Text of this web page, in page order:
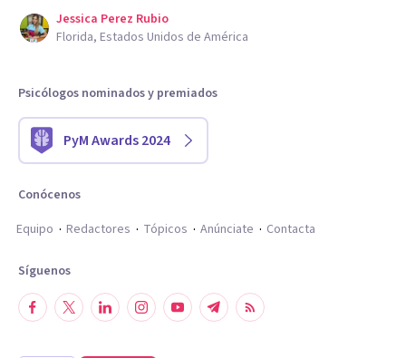
Jessica Perez Rubio
Florida, Estados Unidos de América
Psicólogos nominados y premiados
PyM Awards 2024
Conócenos
Equipo
Redactores Tópicos Anúnciate Contacta
Síguenos